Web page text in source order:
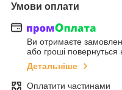
Умови оплати
Ви отримаєте
або гроші повернуться
Детальніше
Оплатити частинами